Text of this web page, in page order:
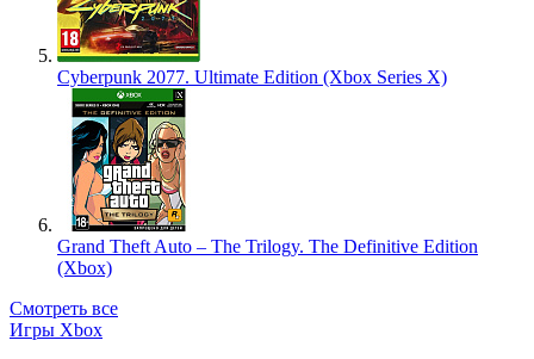
Cyberpunk 2077. Ultimate Edition (Xbox Series X)
Grand Theft Auto – The Trilogy. The Definitive Edition
(Xbox)
Смотреть все
Игры Xbox